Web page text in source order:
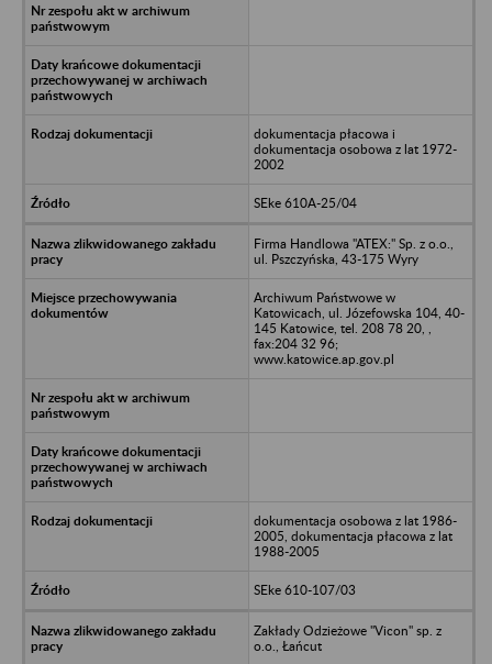
dokumentacja płacowa i
dokumentacja osobowa z lat 1972-
2002
SEke 610A-25/04
Firma Handlowa "ATEX:" Sp. z o.o.,
ul. Pszczyńska, 43-175 Wyry
Archiwum Państwowe w
Katowicach, ul. Józefowska 104, 40-
145 Katowice, tel. 208 78 20, ,
fax:204 32 96;
www.katowice.ap.gov.pl
dokumentacja osobowa z lat 1986-
2005, dokumentacja płacowa z lat
1988-2005
SEke 610-107/03
Zakłady Odzieżowe "Vicon" sp. z
o.o., Łańcut